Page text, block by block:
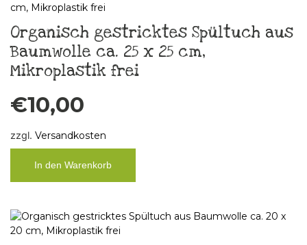
Organisch gestricktes Spültuch aus
Baumwolle ca. 25 x 25 cm,
Mikroplastik frei
€10,00
zzgl. Versandkosten
In den Warenkorb